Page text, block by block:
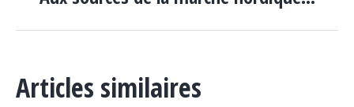
Articles similaires